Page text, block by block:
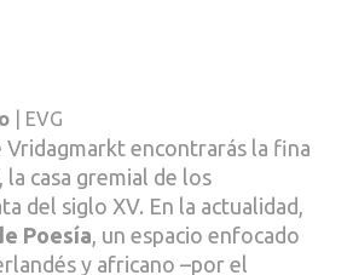
| EVG
Vridagmarkt encontrarás la fina
, la casa gremial de los
del siglo XV. En la actualidad,
Poesía , un espacio enfocado
y africano –por el